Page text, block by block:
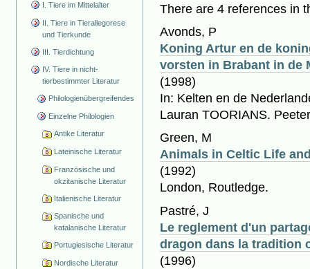
I. Tiere im Mittelalter
II. Tiere in Tierallegorese
und Tierkunde
III. Tierdichtung
IV. Tiere in nicht-
tierbestimmter Literatur
Philologienübergreifendes
Einzelne Philologien
Antike Literatur
Lateinische Literatur
Französische und
okzitanische Literatur
Italienische Literatur
Spanische und
katalanische Literatur
Portugiesische Literatur
Nordische Literatur
There are 4 references in
Avonds, P
Koning Artur en de
vorsten in Brabant in de
(1998)
In: Kelten en de
Lauran TOORIANS.
Green, M
Animals in Celtic Life
(1992)
London, Routledge.
Pastré, J
Le reglement d'un
dragon dans la tradition
(1996)